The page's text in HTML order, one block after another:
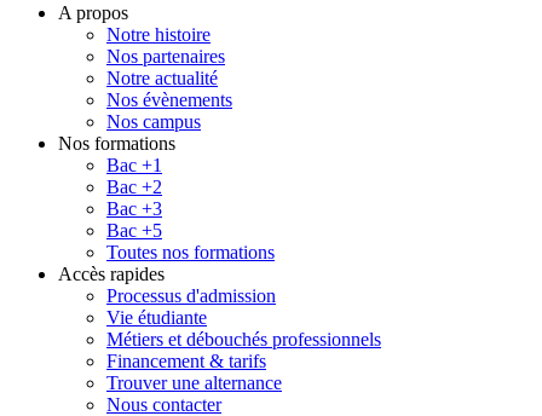
A propos
Notre histoire
Nos partenaires
Notre actualité
Nos évènements
Nos campus
Nos formations
Bac +1
Bac +2
Bac +3
Bac +5
Toutes nos formations
Accès rapides
Processus d'admission
Vie étudiante
Métiers et débouchés professionnels
Financement & tarifs
Trouver une alternance
Nous contacter